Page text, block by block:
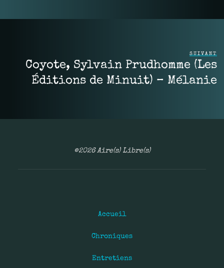
SUIVANT
Coyote, Sylvain Prudhomme (Les
Éditions de Minuit) – Mélanie
©2026 Aire(s) Libre(s)
Accueil
Chroniques
Entretiens